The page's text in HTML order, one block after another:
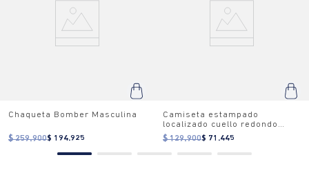
Chaqueta Bomber Masculina
$ 259.900$ 194.925
Camiseta estampado
localizado cuello redondo
para mujer
$ 129.900$ 71.445